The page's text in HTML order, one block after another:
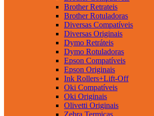
Brother Retrateis
Brother Rotuladoras
Diversas Compatíveis
Diversas Originais
Dymo Retráteis
Dymo Rotuladoras
Epson Compatíveis
Epson Originais
Ink Rollers+Lift-Off
Oki Compatíveis
Oki Originais
Olivetti Originais
Zebra Termicas